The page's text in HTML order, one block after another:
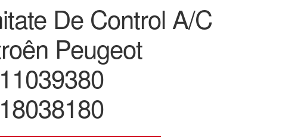
De Control A/C
Peugeot